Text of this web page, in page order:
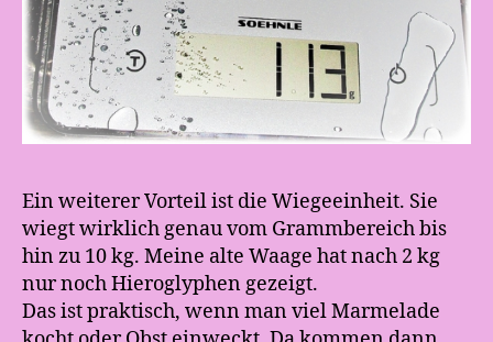
Ein weiterer Vorteil ist die Wiegeeinheit. Sie
wiegt wirklich genau vom Grammbereich bis
hin zu 10 kg. Meine alte Waage hat nach 2 kg
nur noch Hieroglyphen gezeigt.
Das ist praktisch, wenn man viel Marmelade